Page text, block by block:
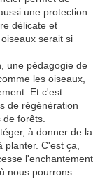
une protection.
délicate et
serait si
une pédagogie de
les oiseaux,
Et c'est
de régénération
forêts.
à donner de la
C'est ça,
l'enchantement
nous pourrons